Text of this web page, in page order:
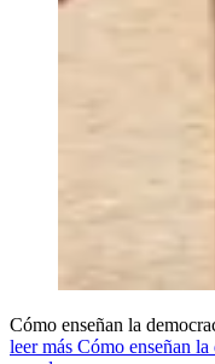
Cómo enseñan la
leer más Cómo enseñan